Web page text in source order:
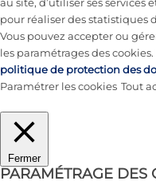
pour réaliser des statistiques
Vous pouvez accepter ou
les paramétrages des
politique de protection des
Paramétrer les cookies Tout
Fermer
PARAMÉTRAGE DES